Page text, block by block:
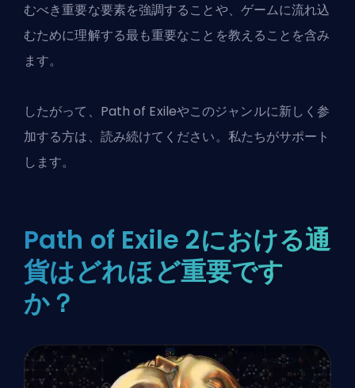
むべき重要な要素を強調することや、ゲームに流れ込
むために理解する最も重要なことを教えることを含み
ます。
したがって、Path of Exileやこのジャンルに新しく参
加する方は、読み続けてください。私たちがサポート
します。
Path of Exile 2における通
貨はどれほど重要です
か？